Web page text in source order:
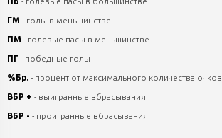
ГМ - голы в меньшинстве
ПМ - голевые пасы в меньшинстве
ПГ - победные голы
%Бр. - процент от максимального количества очков
ВБР + - выигранные вбрасывания
ВБР - - проигранные вбрасывания